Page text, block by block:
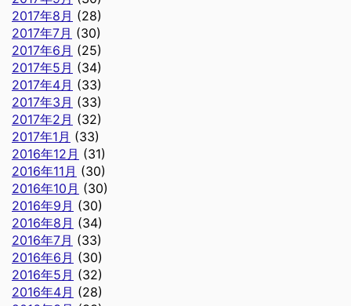
2017年8月 (28)
2017年7月 (30)
2017年6月 (25)
2017年5月 (34)
2017年4月 (33)
2017年3月 (33)
2017年2月 (32)
2017年1月 (33)
2016年12月 (31)
2016年11月 (30)
2016年10月 (30)
2016年9月 (30)
2016年8月 (34)
2016年7月 (33)
2016年6月 (30)
2016年5月 (32)
2016年4月 (28)